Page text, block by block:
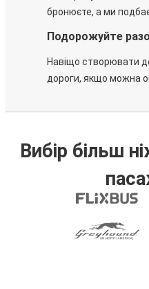
бронюєте, а ми
Подорожуйте
Навіщо створювати
дороги, якщо можна
Вибір більш